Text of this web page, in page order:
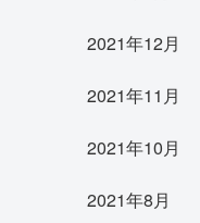
2021年12月
2021年11月
2021年10月
2021年8月